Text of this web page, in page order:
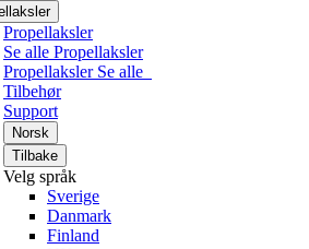
Propellaksler
Se alle Propellaksler
Propellaksler Se alle
Tilbehør
Support
Norsk
Tilbake
Velg språk
Sverige
Danmark
Finland